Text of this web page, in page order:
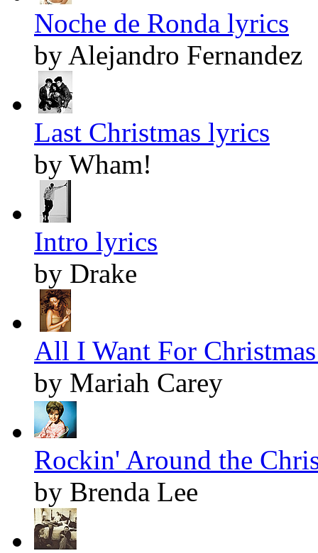
Noche de Ronda lyrics
by Alejandro Fernandez
Last Christmas lyrics
by Wham!
Intro lyrics
by Drake
All I Want For
by Mariah Carey
Rockin' Around the
by Brenda Lee